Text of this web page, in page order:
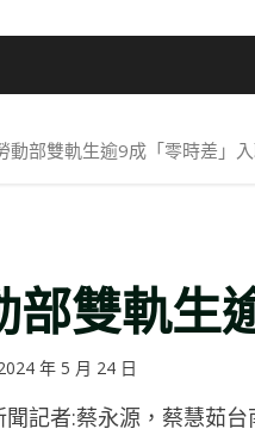
動部雙軌生逾9成「零時差」
部雙軌生
年 5 月 24 日
聞記者:蔡永源，蔡慧茹